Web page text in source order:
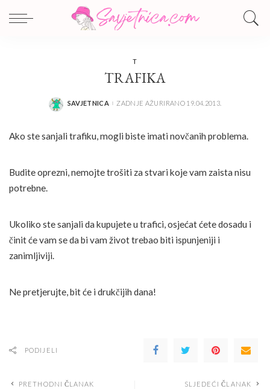
T
TRAFIKA
POSTED
SAVJETNICA ZADNJE AŽURIRANO 19.04.2013.
Ako ste sanjali trafiku, mogli biste imati novčanih problema.
Budite oprezni, nemojte trošiti za stvari koje vam zaista nisu
potrebne.
Ukoliko ste sanjali da kupujete u trafici, osjećat ćete dosadu i
činit će vam se da bi vam život trebao biti ispunjeniji i
zanimljiviji.
Ne pretjerujte, bit će i drukčijih dana!
PODIJELI
PRETHODNI ČLANAK SLJEDEĆI ČLANAK